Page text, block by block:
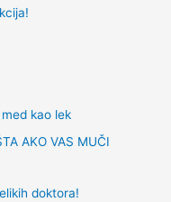
kao lek
AKO VAS MUČI
doktora!